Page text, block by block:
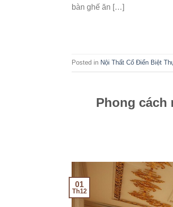
bàn ghế ăn […]
Posted in Nội Thất Cổ Điển Biệt
Phong cách
01
Th12